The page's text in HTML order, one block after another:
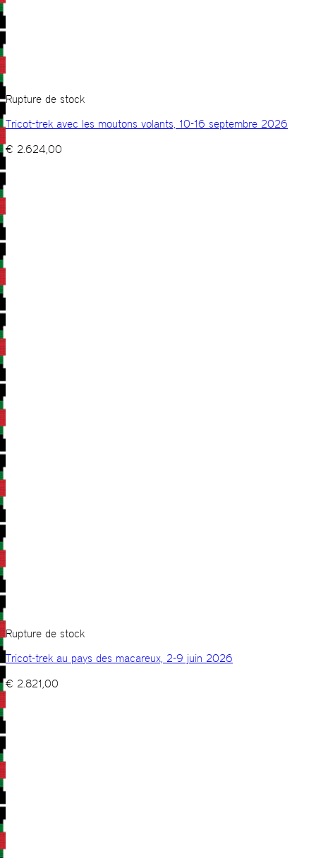
Rupture de stock
Tricot-trek avec les moutons volants, 10-16 septembre 2026
€ 2.624,00
Rupture de stock
Tricot-trek au pays des macareux, 2-9 juin 2026
€ 2.821,00